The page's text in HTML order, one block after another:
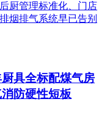
厨管理标准化、门店
烟排气系统早已告别
具全标配煤气房
防硬性短板